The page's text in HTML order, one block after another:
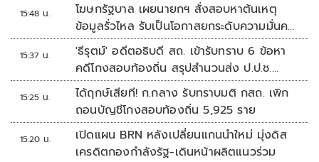
15:48 น.
โฆษกรัฐบาล เผยนายกฯ สั่งสอบหาต้นเหตุ
ข้อมูลรั่วไหล รับเป็นโอกาสยกระดับความมั่นคง
ปลอดภัยข้อมูลภาครัฐทั้งระบบ
15:37 น.
'ธีรุตม์' อดีตอธิบดี สถ. เข้ารับทราบ 6 ข้อหา
คดีโกงสอบท้องถิ่น สรุปสำนวนส่ง ป.ป.ช.
สัปดาห์หน้า
15:25 น.
ได้ฤกษ์เสียที! ก.กลาง รับทราบมติ กสถ. เพิก
ถอนบัญชีโกงสอบท้องถิ่น 5,925 ราย
15:20 น.
เปิดแผน BRN หลังเปลี่ยนแกนนำใหม่ มุ่งดิส
เครดิตกองกำลังรัฐ-เดินหน้าผลิตแนวร่วม